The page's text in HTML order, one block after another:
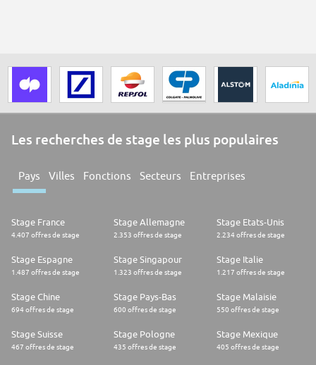
Les recherches de stage les plus populaires
Pays Villes Fonctions Secteurs Entreprises
Stage France
4.407 offres de stage
Stage Allemagne
2.353 offres de stage
Stage Etats-Unis
2.234 offres de stage
Stage Espagne
1.487 offres de stage
Stage Singapour
1.323 offres de stage
Stage Italie
1.217 offres de stage
Stage Chine
694 offres de stage
Stage Pays-Bas
600 offres de stage
Stage Malaisie
550 offres de stage
Stage Suisse
467 offres de stage
Stage Pologne
435 offres de stage
Stage Mexique
405 offres de stage